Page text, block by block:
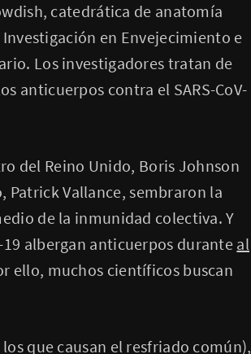
catedrática de anatomía
en Envejecimiento e
Los investigadores tratan de
anticuerpos contra el SARS-CoV-
del Reino Unido, Boris Johnson
Patrick Vallance, sembraron la
de la inmunidad colectiva. Y
19 albergan anticuerpos durante al
ello, muchos científicos buscan
que causan el resfriado común),